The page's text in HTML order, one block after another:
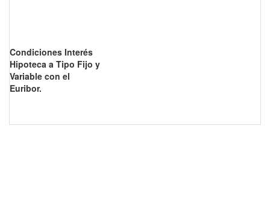
Condiciones Interés
Hipoteca a Tipo Fijo y
Variable con el
Euribor.